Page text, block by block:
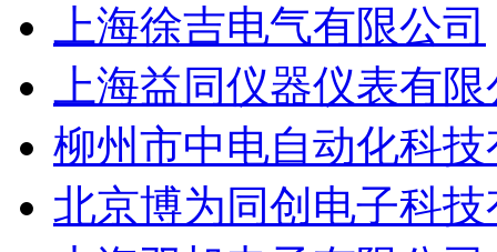
上海徐吉电气有限公司
上海益同仪器仪表有
柳州市中电自动化科
北京博为同创电子科